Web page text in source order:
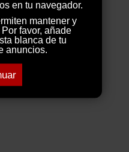
en tu navegador.
mantener y
favor, añade
blanca de tu
anuncios.